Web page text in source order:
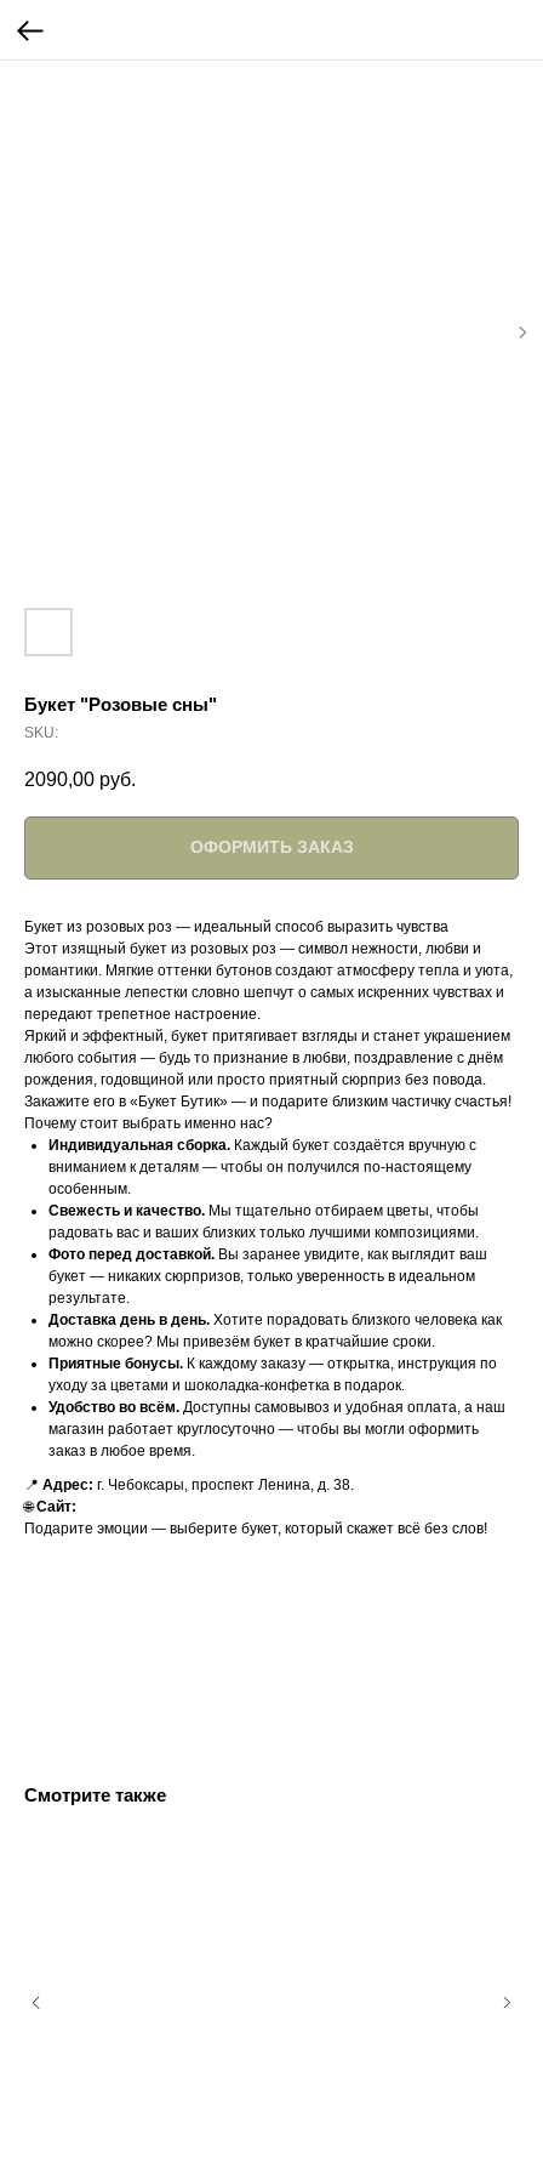
Букет "Розовые сны"
SKU:
2090,00 руб.
ОФОРМИТЬ ЗАКАЗ
Букет из розовых роз — идеальный способ выразить чувства
Этот изящный букет из розовых роз — символ нежности, любви и
романтики. Мягкие оттенки бутонов создают атмосферу тепла и уюта,
а изысканные лепестки словно шепчут о самых искренних чувствах и
передают трепетное настроение.
Яркий и эффектный, букет притягивает взгляды и станет украшением
любого события — будь то признание в любви, поздравление с днём
рождения, годовщиной или просто приятный сюрприз без повода.
Закажите его в «Букет Бутик» — и подарите близким частичку счастья!
Почему стоит выбрать именно нас?
Индивидуальная сборка. Каждый букет создаётся вручную с
вниманием к деталям — чтобы он получился по-настоящему
особенным.
Свежесть и качество. Мы тщательно отбираем цветы, чтобы
радовать вас и ваших близких только лучшими композициями.
Фото перед доставкой. Вы заранее увидите, как выглядит ваш
букет — никаких сюрпризов, только уверенность в идеальном
результате.
Доставка день в день. Хотите порадовать близкого человека как
можно скорее? Мы привезём букет в кратчайшие сроки.
Приятные бонусы. К каждому заказу — открытка, инструкция по
уходу за цветами и шоколадка-конфетка в подарок.
Удобство во всём. Доступны самовывоз и удобная оплата, а наш
магазин работает круглосуточно — чтобы вы могли оформить
заказ в любое время.
📍 Адрес: г. Чебоксары, проспект Ленина, д. 38.
🌐Сайт:
Подарите эмоции — выберите букет, который скажет всё без слов!
Смотрите также